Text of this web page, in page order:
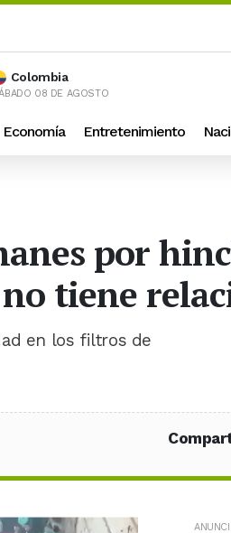
Colombia
08 DE AGOSTO
Economía Entretenimiento
por
tiene
en los filtros de